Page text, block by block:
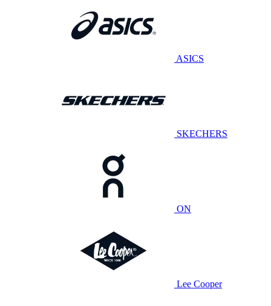
ASICS
SKECHERS
ON
Lee Cooper